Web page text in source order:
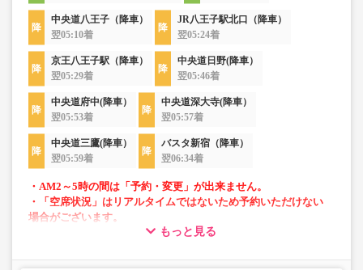
中央道八王子（降車）
翌05:10着
JR八王子駅北口（降車）
翌05:24着
京王八王子駅（降車）
翌05:29着
中央道日野(降車）
翌05:46着
中央道府中(降車）
翌05:53着
中央道深大寺(降車）
翌05:57着
中央道三鷹(降車）
翌05:59着
バスタ新宿（降車）
翌06:34着
・AM2～5時の間は「予約・変更」が出来ません。
・「空席状況」はリアルタイムではないため予約いただけない
場合がございます。
・車両は予告なく変更となる場合がございます。これに伴い、
じめご了承ください。
もっと見る